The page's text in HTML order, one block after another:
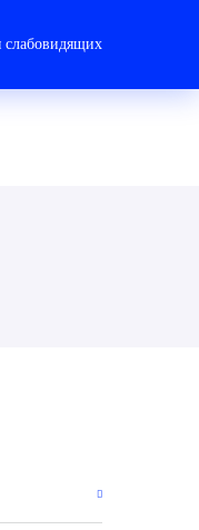
слабовидящих